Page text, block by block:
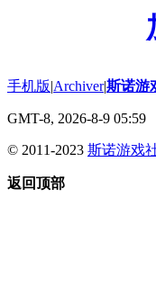
手机版|Archiver|斯诺游
GMT-8, 2026-8-9 05:59
© 2011-2023 斯诺游戏
返回顶部